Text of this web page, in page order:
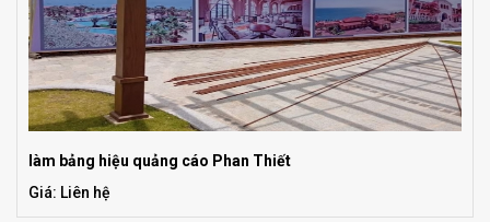
làm bảng hiệu quảng cáo Phan Thiết
Giá: Liên hệ